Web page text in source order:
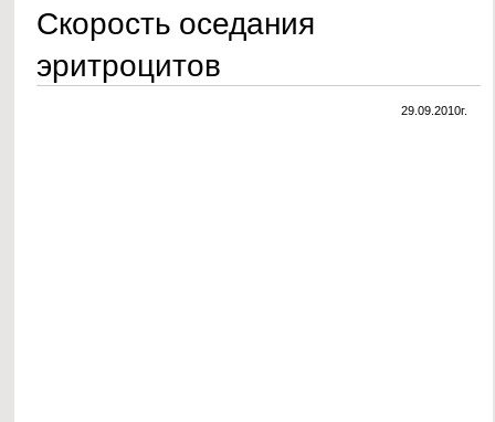
Скорость оседания
эритроцитов
29.09.2010г.